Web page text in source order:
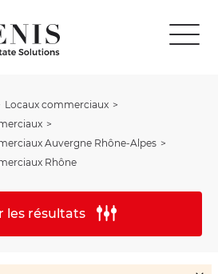
Locaux commerciaux
Auvergne Rhône-Alpes
Rhône
les résultats